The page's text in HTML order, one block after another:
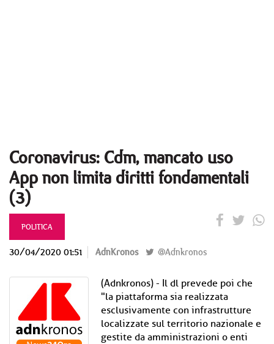
Coronavirus: Cdm, mancato uso
App non limita diritti fondamentali
(3)
POLITICA
30/04/2020 01:51 AdnKronos @Adnkronos
(Adnkronos) - Il dl prevede poi che
"la piattaforma sia realizzata
esclusivamente con infrastrutture
localizzate sul territorio nazionale e
gestite da amministrazioni o enti